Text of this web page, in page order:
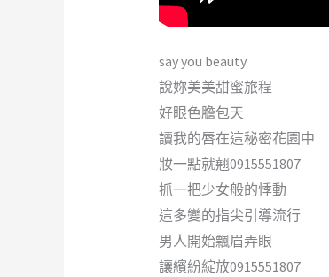
say you beauty
說妳美美甜蜜旅程
好眼色膽包天
讀我的唇在這秘密花園中
妝一點就翹0915551807
抓一把少女般的悸動
這多變的指尖引導流行
男人開始飄眉弄眼
讓繽紛綻放0915551807